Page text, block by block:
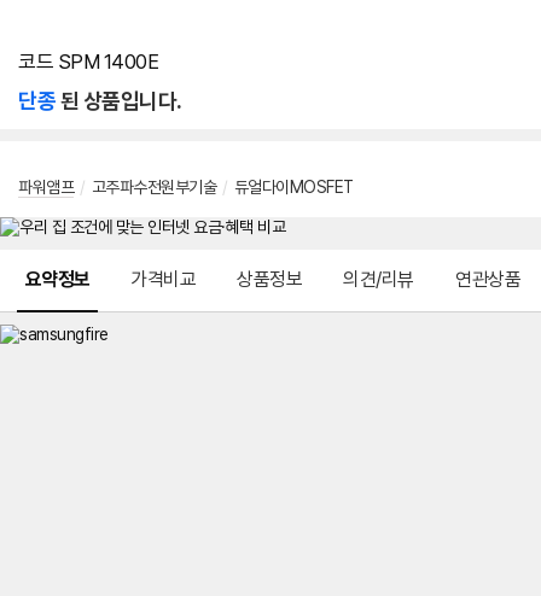
코드 SPM 1400E
단종된 상품입니다.
파워앰프 / 고주파수전원부기술 / 듀얼다이MOSFET
요약정보 가격비교 상품정보 의견/리뷰 연관상품